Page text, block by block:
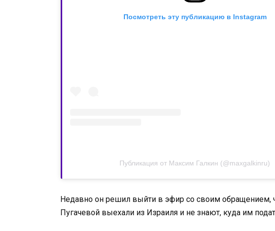
Посмотреть эту публикацию в Instagram
Публикация от Максим Галкин (@maxgalkinru)
Недавно он решил выйти в эфир со своим обращением,
Пугачевой выехали из Израиля и не знают, куда им